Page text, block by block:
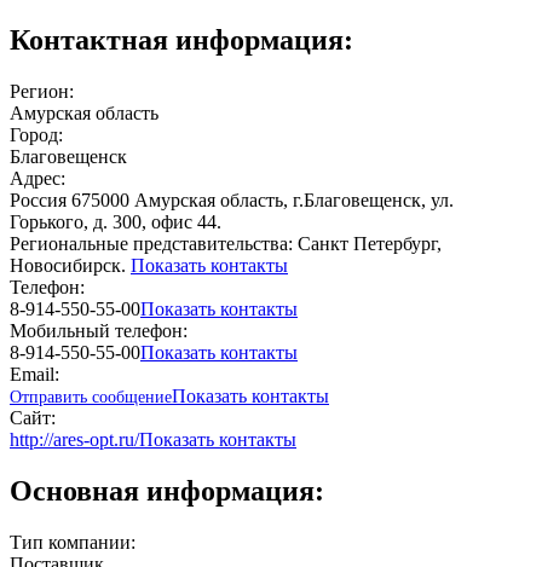
Контактная информация:
Регион:
Амурская область
Город:
Благовещенск
Адрес:
Россия 675000 Амурская область, г.Благовещенск, ул.
Горького, д. 300, офис 44.
Региональные представительства: Санкт Петербург,
Новосибирск. Показать контакты
Телефон:
8-914-550-55-00Показать контакты
Мобильный телефон:
8-914-550-55-00Показать контакты
Email:
Отправить сообщениеПоказать контакты
Сайт:
http://ares-opt.ru/Показать контакты
Основная информация:
Тип компании: